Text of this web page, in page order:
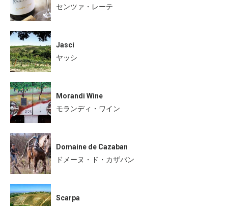
センツァ・レーテ
Jasci
ヤッシ
Morandi Wine
モランディ・ワイン
Domaine de Cazaban
ドメーヌ・ド・カザバン
Scarpa